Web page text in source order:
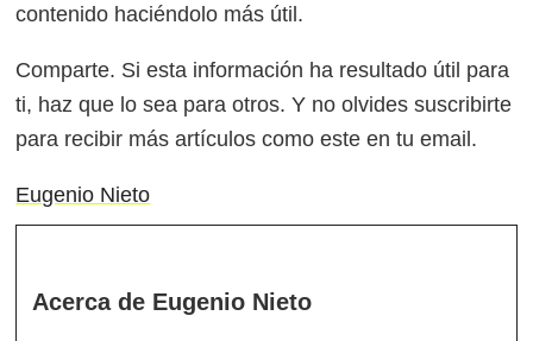
contenido haciéndolo más útil.
Comparte. Si esta información ha resultado útil para
ti, haz que lo sea para otros. Y no olvides suscribirte
para recibir más artículos como este en tu email.
Eugenio Nieto
Acerca de Eugenio Nieto